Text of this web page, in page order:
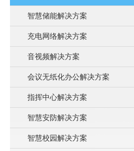
智慧储能解决方案
充电网络解决方案
音视频解决方案
会议无纸化办公解决方案
指挥中心解决方案
智慧安防解决方案
智慧校园解决方案